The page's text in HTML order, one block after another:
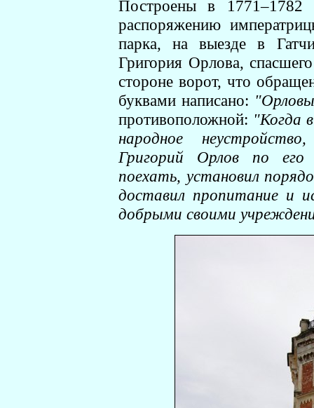
Построены в 1771–1782
распоряжению
парка, на выезде в
Григория Орлова,
стороне ворот, что
буквами написано:
противоположной: "Когда
народное
Григорий Орлов по его
поехать, установил
доставил пропитание и
добрыми своими